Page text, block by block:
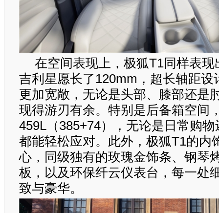
在空间表现上，极狐T1同样表
吉利星愿长了120mm，超长轴距设
更加宽敞，无论是头部、膝部还是
现得游刃有余。特别是后备箱空间
459L（385+74），无论是日常购
都能轻松应对。此外，极狐T1的内
心，同级独有的玫瑰金饰条、钢琴
板，以及环保纤云仪表台，每一处
致与豪华。